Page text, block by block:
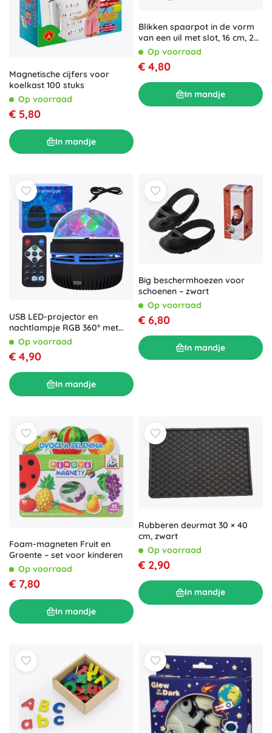
Magnetische cijfers voor
koelkast 100 stuks
Op voorraad
€ 5,80
In mandje
Blikken spaarpot in de vorm
van een uil met slot, 16 cm, 2
kleuren
Op voorraad
€ 4,80
In mandje
USB LED-projector en
nachtlampje RGB 360° met
afstandsbediening
Op voorraad
€ 4,90
In mandje
Big beschermhoezen voor
schoenen – zwart
Op voorraad
€ 6,80
In mandje
Foam-magneten Fruit en
Groente – set voor kinderen
Op voorraad
€ 7,80
In mandje
Rubberen deurmat 30 × 40
cm, zwart
Op voorraad
€ 2,90
In mandje